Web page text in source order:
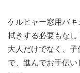
ケルヒャー窓用バ
拭きする必要もなし
大人だけでなく、
で、進んでお手伝